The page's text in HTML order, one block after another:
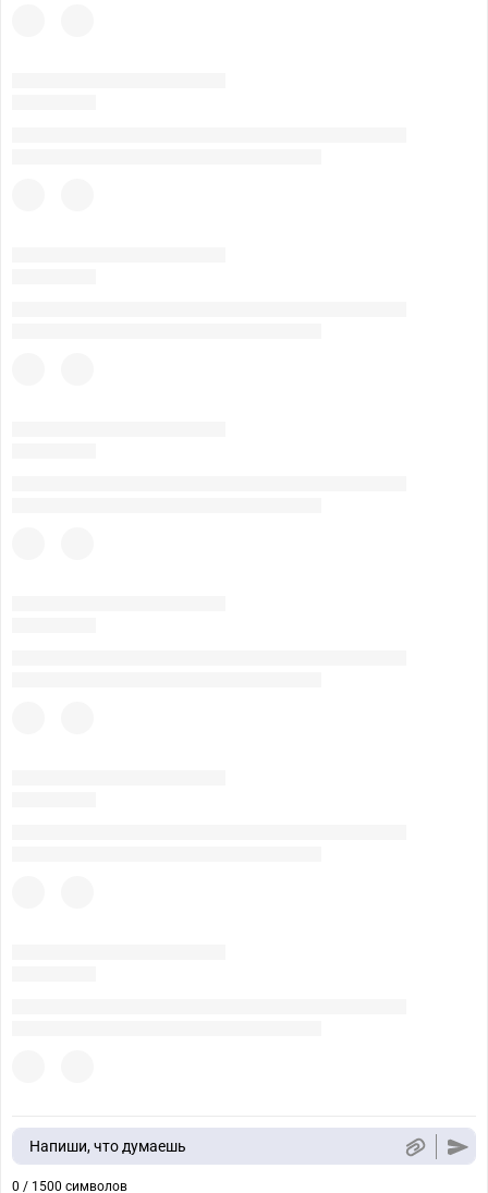
Напиши, что думаешь
0 / 1500 символов